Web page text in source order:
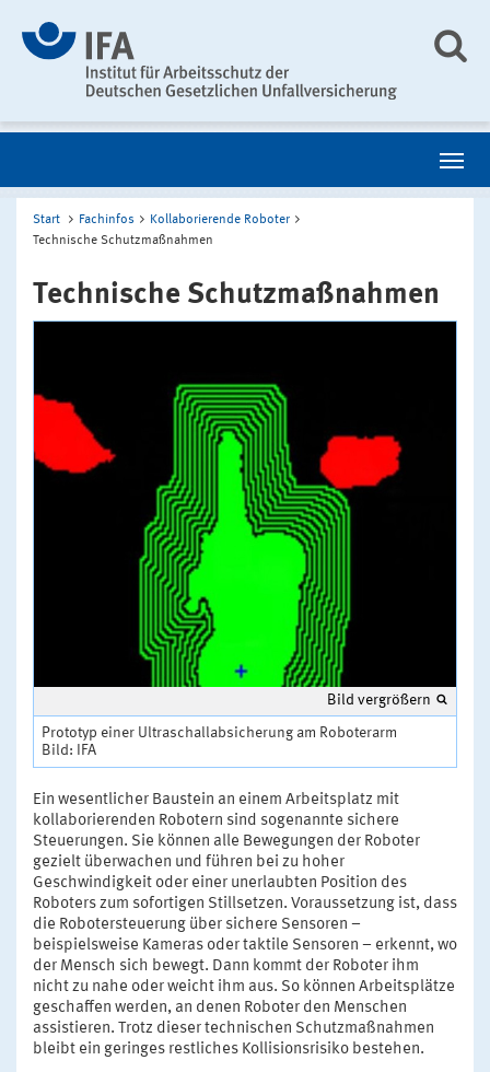
Start Fachinfos
Kollaborierende Roboter
Technische Schutzmaßnahmen
Technische Schutzmaßnahmen
Bild vergrößern
Prototyp einer Ultraschallabsicherung am Roboterarm
Bild: IFA
Ein wesentlicher Baustein an einem Arbeitsplatz mit
kollaborierenden Robotern sind sogenannte sichere
Steuerungen. Sie können alle Bewegungen der Roboter
gezielt überwachen und führen bei zu hoher
Geschwindigkeit oder einer unerlaubten Position des
Roboters zum sofortigen Stillsetzen. Voraussetzung ist, dass
die Robotersteuerung über sichere Sensoren –
beispielsweise Kameras oder taktile Sensoren – erkennt, wo
der Mensch sich bewegt. Dann kommt der Roboter ihm
nicht zu nahe oder weicht ihm aus. So können Arbeitsplätze
geschaffen werden, an denen Roboter den Menschen
assistieren. Trotz dieser technischen Schutzmaßnahmen
bleibt ein geringes restliches Kollisionsrisiko bestehen.